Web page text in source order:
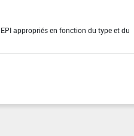
appropriés en fonction du type et du